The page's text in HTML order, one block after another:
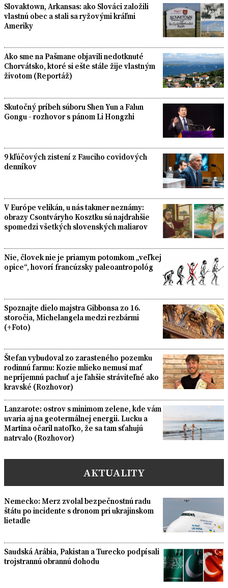
Slovaktown, Arkansas: ako Slováci založili
vlastnú obec a stali sa ryžovými kráľmi
Ameriky
Ako sme na Pašmane objavili nedotknuté
Chorvátsko, ktoré si ešte stále žije vlastným
životom (Reportáž)
Skutočný príbeh súboru Shen Yun a Falun
Gongu - rozhovor s pánom Li Hongzhi
9 kľúčových zistení z Fauciho covidových
denníkov
V Európe velikán, u nás takmer neznámy:
obrazy Csontváryho Kosztku sú najdrahšie
spomedzi všetkých slovenských maliarov
Nie, človek nie je priamym potomkom „veľkej
opice“, hovorí francúzsky paleoantropológ
Spoznajte dielo majstra Gibbonsa zo 16.
storočia, Michelangela medzi rezbármi
(+Foto)
Štefan vybudoval zo zarasteného pozemku
rodinnú farmu: Kozie mlieko nemusí mať
nepríjemnú pachuť a je ľahšie stráviteľné ako
kravské (Rozhovor)
Lanzarote: ostrov s minimom zelene, kde vám
uvaria aj na geotermálnej energii. Lucku a
Martina očaril natoľko, že sa tam sťahujú
natrvalo (Rozhovor)
AKTUALITY
Nemecko: Merz zvolal bezpečnostnú radu
štátu po incidente s dronom pri ukrajinskom
lietadle
Saudská Arábia, Pakistan a Turecko podpísali
trojstrannú obrannú dohodu